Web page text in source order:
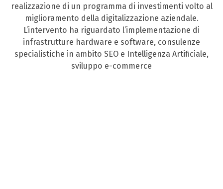
realizzazione di un programma di investimenti volto al
miglioramento della digitalizzazione aziendale.
L’intervento ha riguardato l’implementazione di
infrastrutture hardware e software, consulenze
specialistiche in ambito SEO e Intelligenza Artificiale,
sviluppo e-commerce